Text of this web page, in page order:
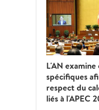
L'AN examine
spécifiques
respect du
liés à l'APEC